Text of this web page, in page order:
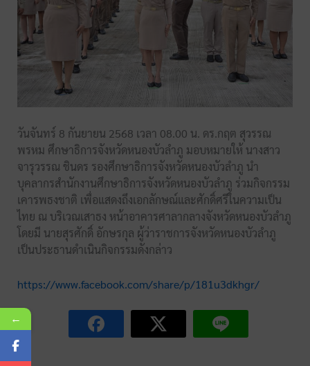
วันจันทร์ 8 กันยายน 2568 เวลา 08.00 น. ดร.กฤต สุวรรณ
พรหม ศึกษาธิการจังหวัดหนองบัวลำภู มอบหมายให้ นางสาว
จารุวรรณ ชินดร รองศึกษาธิการจังหวัดหนองบัวลำภู นำ
บุคลากรสำนักงานศึกษาธิการจังหวัดหนองบัวลำภู ร่วมกิจกรรม
เคารพธงชาติ เพื่อแสดงถึงเอกลักษณ์และศักดิ์ศรีในความเป็น
ไทย ณ บริเวณเสาธง หน้าอาคารศาลากลางจังหวัดหนองบัวลำภู
โดยมี นายสุรศักดิ์ อักษรกุล ผู้ว่าราชการจังหวัดหนองบัวลำภู
เป็นประธานดำเนินกิจกรรมดังกล่าว
https://www.facebook.com/share/p/181u3dkhgr/
←